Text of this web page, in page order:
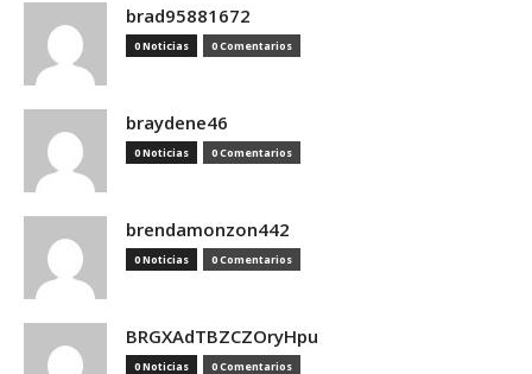
brad95881672
0 Noticias 0 Comentarios
braydene46
0 Noticias 0 Comentarios
brendamonzon442
0 Noticias 0 Comentarios
BRGXAdTBZCZOryHpu
0 Noticias 0 Comentarios